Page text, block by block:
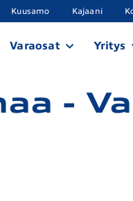
Kuusamo Kajaani
Varaosat Yritys
-